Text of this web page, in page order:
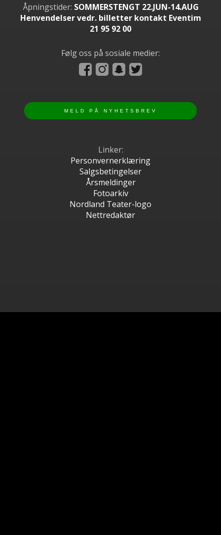
Åpningstider: SOMMERSTENGT 22.JUN-14.AUG
Henvendelser vedr. billetter kontakt Eventim
21 95 92 00
Følg oss på sosiale medier:
Linker:
Personvernerklæring
Salgsbetingelser
Årsmeldinger
Fotoarkiv
Nordland Teater-logo
Nettredaktør